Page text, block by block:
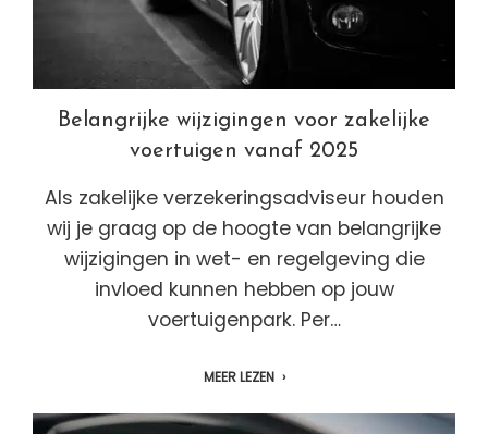
Belangrijke wijzigingen voor zakelijke
voertuigen vanaf 2025
Als zakelijke verzekeringsadviseur houden
wij je graag op de hoogte van belangrijke
wijzigingen in wet- en regelgeving die
invloed kunnen hebben op jouw
voertuigenpark. Per…
MEER LEZEN